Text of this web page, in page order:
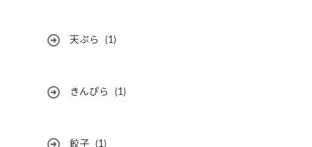
天ぷら (1)
きんぴら (1)
餃子 (1)